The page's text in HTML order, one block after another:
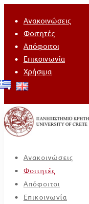
Ανακοινώσεις
Φοιτητές
Απόφοιτοι
Επικοινωνία
Χρήσιμα
Ανακοινώσεις
Φοιτητές
Απόφοιτοι
Επικοινωνία